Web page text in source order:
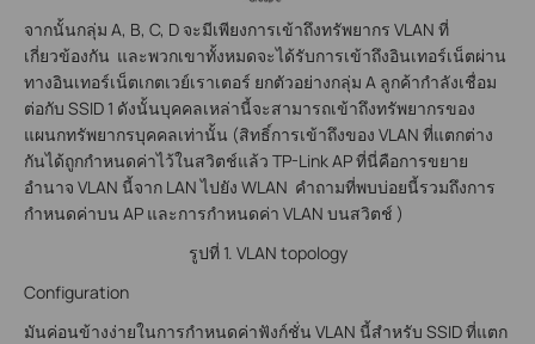
จากนั้นกลุ่ม A, B, C, D จะมีเพียงการเข้าถึงทรัพยากร VLAN ที่
เกี่ยวข้องกัน และพวกเขาทั้งหมดจะได้รับการเข้าถึงอินเทอร์เน็ตผ่าน
ทางอินเทอร์เน็ตเกตเวย์เราเตอร์ ยกตัวอย่างกลุ่ม A ลูกค้ากำลังเชื่อม
ต่อกับ SSID 1 ดังนั้นบุคคลเหล่านี้จะสามารถเข้าถึงทรัพยากรของ
แผนกทรัพยากรบุคคลเท่านั้น (สิทธิ์การเข้าถึงของ VLAN ที่แตกต่าง
กันได้ถูกกำหนดค่าไว้ในสวิตช์แล้ว TP-Link AP ที่นี่คือการขยาย
อำนาจ VLAN นี้จาก LAN ไปยัง WLAN คำถามที่พบบ่อยนี้รวมถึงการ
กำหนดค่าบน AP และการกำหนดค่า VLAN บนสวิตช์ )
รูปที่ 1. VLAN topology
Configuration
มันค่อนข้างง่ายในการกำหนดค่าฟังก์ชั่น VLAN นี้สำหรับ SSID ที่แตก